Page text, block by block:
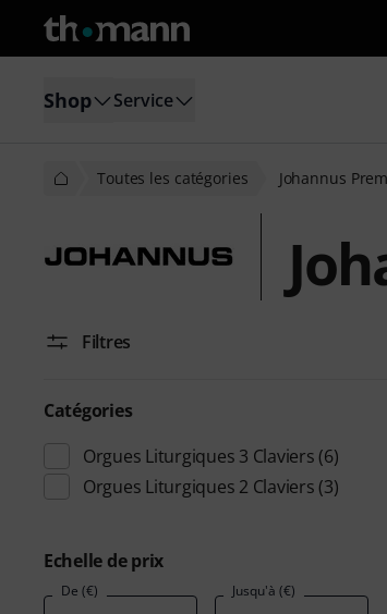
Shop Service
Toutes les catégories Johannus
Filtres
Catégories
Orgues Liturgiques 3 Claviers (6)
Orgues Liturgiques 2 Claviers (3)
Echelle de prix
De (€) Jusqu'à (€)